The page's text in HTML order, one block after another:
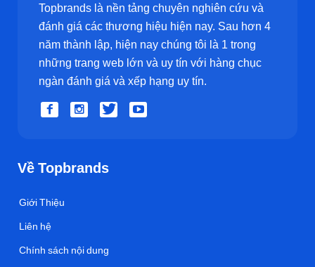
Topbrands là nền tảng chuyên nghiên cứu và
đánh giá các thương hiệu hiện nay. Sau hơn 4
năm thành lập, hiện nay chúng tôi là 1 trong
những trang web lớn và uy tín với hàng chục
ngàn đánh giá và xếp hạng uy tín.
Về Topbrands
Giới Thiệu
Liên hệ
Chính sách nội dung